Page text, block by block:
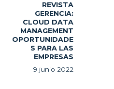
REVISTA
GERENCIA:
CLOUD DATA
MANAGEMENT
OPORTUNIDADE
S PARA LAS
EMPRESAS
9 junio 2022